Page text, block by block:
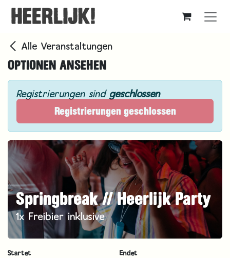
Zum Inhalt springen
Alle Veranstaltungen
OPTIONEN ANSEHEN
Registrierungen sind geschlossen
Registrierungen geschlossen
Springbreak // Heerlijk Party
1x Freibier inklusive
Startet Endet